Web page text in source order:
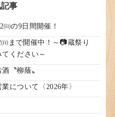
事
の9日間開催！
まで開催中！～📷蔵祭り
ください～
〝柳蔭〟
について〈2026年〉